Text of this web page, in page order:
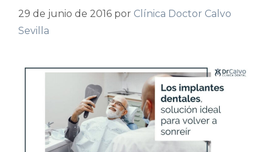
29 de junio de 2016 por Clínica Doctor Calvo
Sevilla